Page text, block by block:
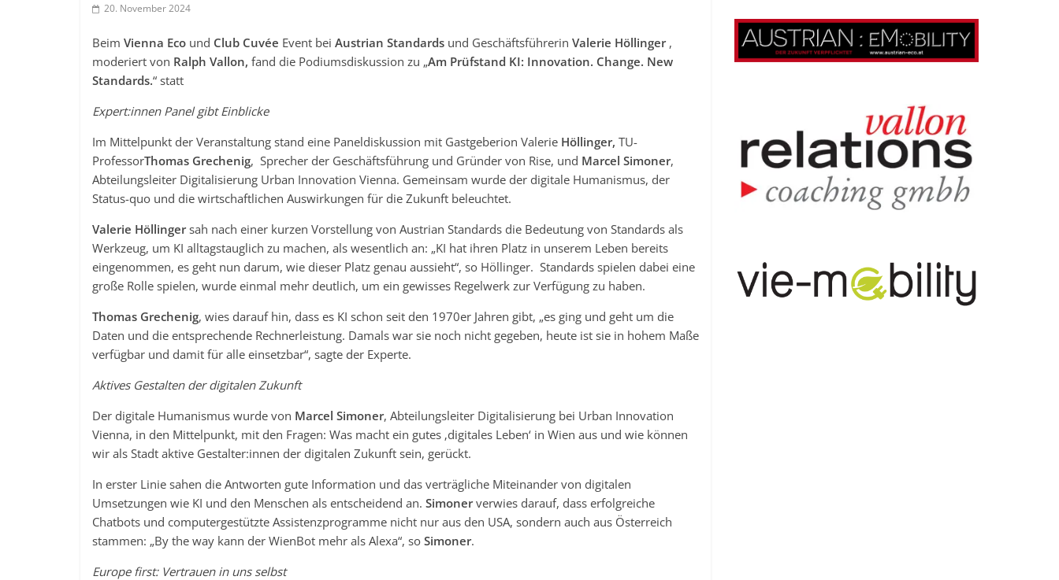
20. November 2024
Beim Vienna Eco und Club Cuvée Event bei Austrian Standards und Geschäftsführerin Valerie Höllinger,
moderiert von Ralph Vallon, fand die Podiumsdiskussion zu „Am Prüfstand KI: Innovation. Change. New
Standards.“ statt
Expert:innen Panel gibt Einblicke
Im Mittelpunkt der Veranstaltung stand eine Paneldiskussion mit Gastgeberion Valerie Höllinger, TU-
ProfessorThomas Grechenig, Sprecher der Geschäftsführung und Gründer von Rise, und Marcel Simoner,
Abteilungsleiter Digitalisierung Urban Innovation Vienna. Gemeinsam wurde der digitale Humanismus, der
Status-quo und die wirtschaftlichen Auswirkungen für die Zukunft beleuchtet.
Valerie Höllingersah nach einer kurzen Vorstellung von Austrian Standards die Bedeutung von Standards als
Werkzeug, um KI alltagstauglich zu machen, als wesentlich an: „KI hat ihren Platz in unserem Leben bereits
eingenommen, es geht nun darum, wie dieser Platz genau aussieht“, so Höllinger. Standards spielen dabei eine
große Rolle spielen, wurde einmal mehr deutlich, um ein gewisses Regelwerk zur Verfügung zu haben.
Thomas Grechenig, wies darauf hin, dass es KI schon seit den 1970er Jahren gibt, „es ging und geht um die
Daten und die entsprechende Rechnerleistung. Damals war sie noch nicht gegeben, heute ist sie in hohem Maße
verfügbar und damit für alle einsetzbar“, sagte der Experte.
Aktives Gestalten der digitalen Zukunft
Der digitale Humanismus wurde von Marcel Simoner, Abteilungsleiter Digitalisierung bei Urban Innovation
Vienna, in den Mittelpunkt, mit den Fragen: Was macht ein gutes ‚digitales Leben‘ in Wien aus und wie können
wir als Stadt aktive Gestalter:innen der digitalen Zukunft sein, gerückt.
In erster Linie sahen die Antworten gute Information und das verträgliche Miteinander von digitalen
Umsetzungen wie KI und den Menschen als entscheidend an. Simonerverwies darauf, dass erfolgreiche
Chatbots und computergestützte Assistenzprogramme nicht nur aus den USA, sondern auch aus Österreich
stammen: „By the way kann der WienBot mehr als Alexa“, so Simoner.
Europe first: Vertrauen in uns selbst